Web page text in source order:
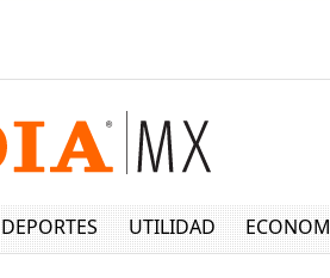
DEPORTES UTILIDAD